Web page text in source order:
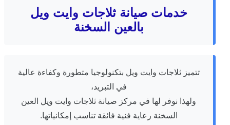
خدمات صيانة ثلاجات وايت ويل
بالعين السخنة
تتميز ثلاجات وايت ويل بتكنولوجيا متطورة وكفاءة عالية
في التبريد،
ولهذا نوفر لها في مركز صيانة ثلاجات وايت ويل العين
السخنة رعاية فنية فائقة تناسب إمكانياتها.